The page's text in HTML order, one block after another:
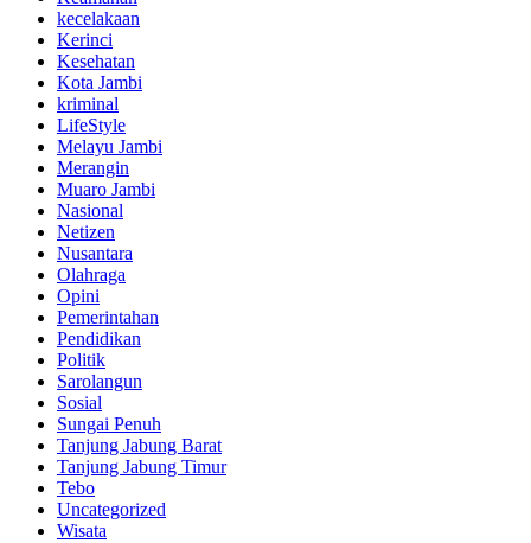
kecelakaan
Kerinci
Kesehatan
Kota Jambi
kriminal
LifeStyle
Melayu Jambi
Merangin
Muaro Jambi
Nasional
Netizen
Nusantara
Olahraga
Opini
Pemerintahan
Pendidikan
Politik
Sarolangun
Sosial
Sungai Penuh
Tanjung Jabung Barat
Tanjung Jabung Timur
Tebo
Uncategorized
Wisata